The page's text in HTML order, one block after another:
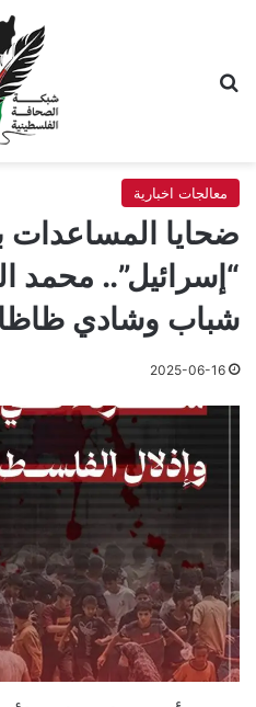
معالجات اخبارية
ضحايا المساعدات
“إسرائيل”.. محمد
شباب وشادي ظاظا
2025-06-16